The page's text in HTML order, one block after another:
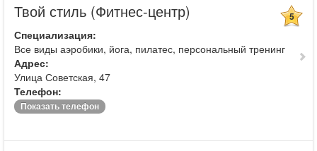
Твой стиль (Фитнес-центр) 5
Специализация:
Все виды аэробики, йога, пилатес, персональный тренинг
Адрес:
Улица Советская, 47
Телефон:
Показать телефон